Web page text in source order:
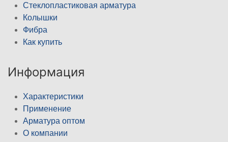
Стеклопластиковая арматура
Колышки
Фибра
Как купить
Информация
Характеристики
Применение
Арматура оптом
О компании